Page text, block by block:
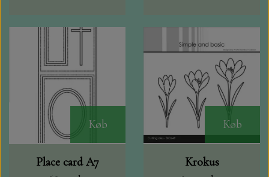
Køb
Place card A7
Køb
Krokus